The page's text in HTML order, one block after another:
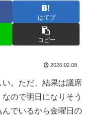
はてブ
コピー
2026.02.08
。ただ、結果は議席
ので明日になりそう
でいるから金曜日の